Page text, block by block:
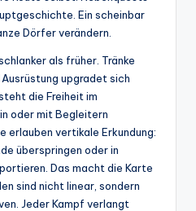
Ein scheinbar
Dörfer verändern.
als früher. Tränke
upgradet sich
die Freiheit im
oder mit Begleitern
erlauben vertikale Erkundung:
überspringen oder in
Das macht die Karte
sind nicht linear, sondern
Jeder Kampf verlangt